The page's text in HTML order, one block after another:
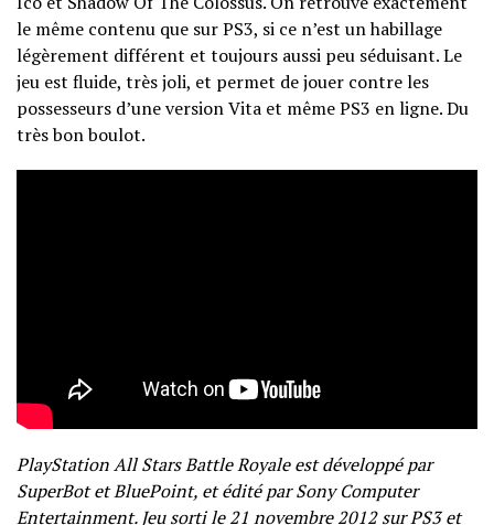
le même contenu que sur PS3, si ce n’est un habillage
légèrement différent et toujours aussi peu séduisant. Le
jeu est fluide, très joli, et permet de jouer contre les
possesseurs d’une version Vita et même PS3 en ligne. Du
très bon boulot.
PlayStation All Stars Battle Royale est développé par
SuperBot et BluePoint, et édité par Sony Computer
Entertainment. Jeu sorti le 21 novembre 2012 sur PS3 et